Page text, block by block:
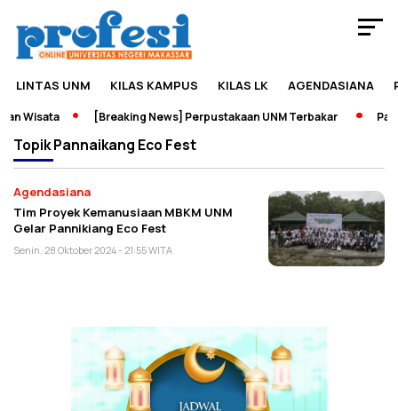
LINTAS UNM KILAS KAMPUS KILAS LK AGENDASIANA
Wisata [Breaking News] Perpustakaan UNM Terbakar
TopikPannaikang Eco Fest
Agendasiana
Tim Proyek Kemanusiaan MBKM UNM
Gelar Pannikiang Eco Fest
Senin, 28 Oktober 2024 - 21:55 WITA